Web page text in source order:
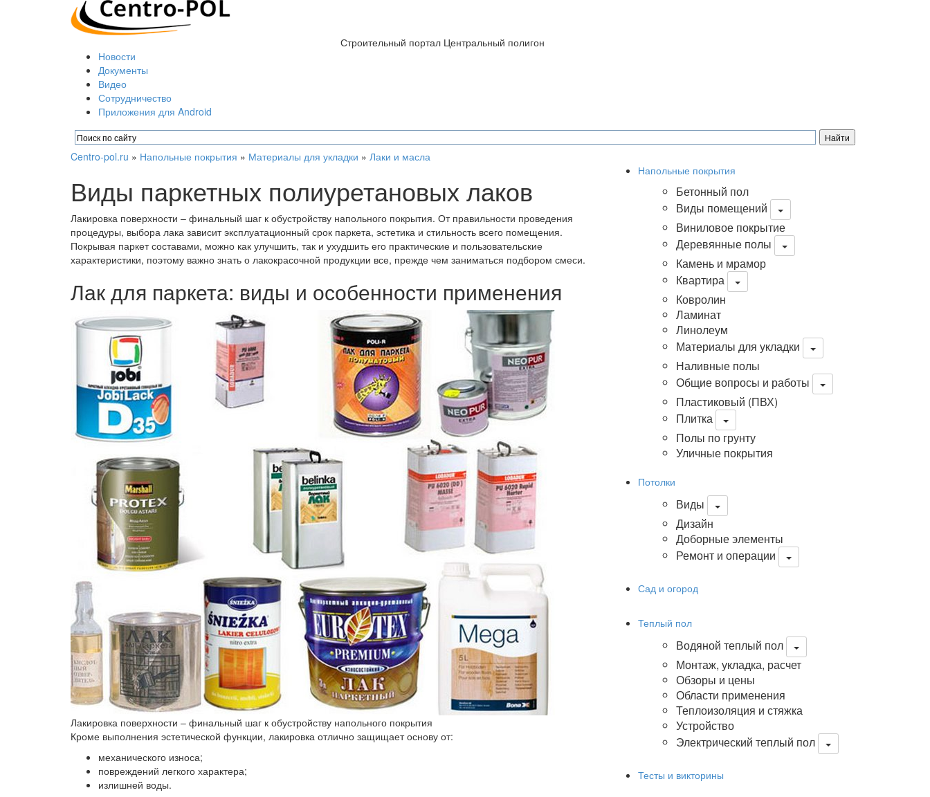
Строительный портал Центральный полигон
Новости
Документы
Видео
Сотрудничество
Приложения для Android
Centro-pol.ru » Напольные покрытия » Материалы для укладки » Лаки и масла
Виды паркетных полиуретановых лаков
Лакировка поверхности – финальный шаг к обустройству напольного покрытия. От правильности проведения
процедуры, выбора лака зависит эксплуатационный срок паркета, эстетика и стильность всего помещения.
Покрывая паркет составами, можно как улучшить, так и ухудшить его практические и пользовательские
характеристики, поэтому важно знать о лакокрасочной продукции все, прежде чем заниматься подбором смеси.
Лак для паркета: виды и особенности применения
Лакировка поверхности – финальный шаг к обустройству напольного покрытия
Кроме выполнения эстетической функции, лакировка отлично защищает основу от:
механического износа;
повреждений легкого характера;
излишней воды.
Напольные покрытия
Бетонный пол
Виды помещений
Виниловое покрытие
Деревянные полы
Камень и мрамор
Квартира
Ковролин
Ламинат
Линолеум
Материалы для укладки
Наливные полы
Общие вопросы и работы
Пластиковый (ПВХ)
Плитка
Полы по грунту
Уличные покрытия
Потолки
Виды
Дизайн
Доборные элементы
Ремонт и операции
Сад и огород
Теплый пол
Водяной теплый пол
Монтаж, укладка, расчет
Обзоры и цены
Области применения
Теплоизоляция и стяжка
Устройство
Электрический теплый пол
Тесты и викторины